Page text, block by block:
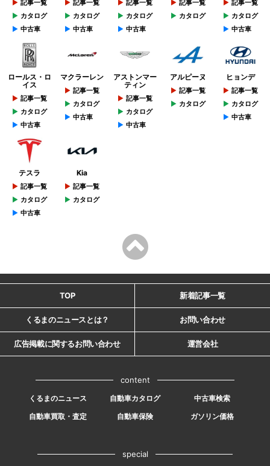
記事一覧
カタログ
中古車
記事一覧
カタログ
中古車
記事一覧
カタログ
中古車
記事一覧
カタログ
記事一覧
カタログ
中古車
ロールス・ロ
イス
記事一覧
カタログ
中古車
マクラーレン
記事一覧
カタログ
中古車
アストンマー
ティン
記事一覧
カタログ
中古車
アルピーヌ
記事一覧
カタログ
ヒョンデ
記事一覧
カタログ
中古車
テスラ
記事一覧
カタログ
中古車
Kia
記事一覧
カタログ
TOP 新着記事一覧
くるまのニュースとは？ お問い合わせ
広告掲載に関するお問い合わせ 運営会社
content
くるまのニュース 自動車カタログ
中古車検索
自動車買取・査定
自動車保険 ガソリン価格
special